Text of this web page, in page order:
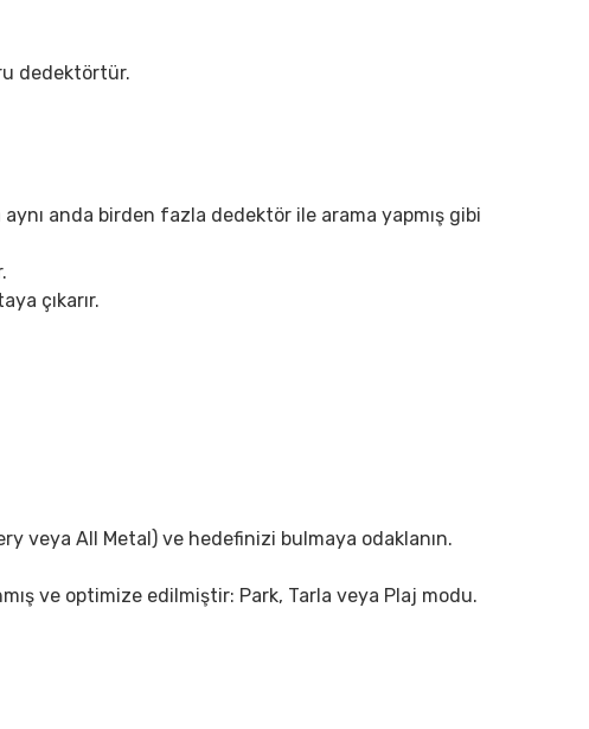
dedektörtür.
anda birden fazla dedektör ile arama yapmış gibi
çıkarır.
veya All Metal) ve hedefinizi bulmaya odaklanın.
ve optimize edilmiştir: Park, Tarla veya Plaj modu.